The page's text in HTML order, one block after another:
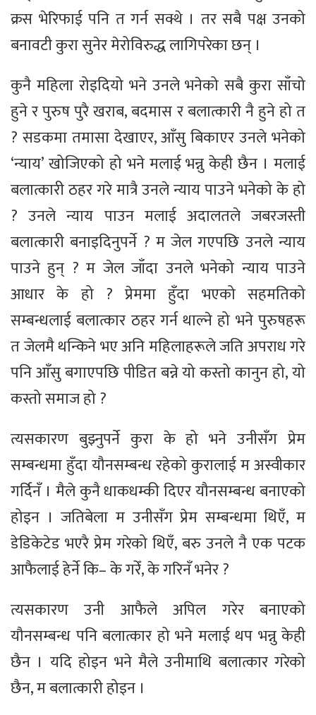
क्रस भेरिफाई पनि त गर्न सक्थे । तर सबै पक्ष उनको
बनावटी कुरा सुनेर मेरोविरुद्ध लागिपरेका छन् ।
कुनै महिला रोइदियो भने उनले भनेको सबै कुरा साँचो
हुने र पुरुष पुरै खराब, बदमास र बलात्कारी नै हुने हो त
? सडकमा तमासा देखाएर, आँसु बिकाएर उनले भनेको
‘न्याय’ खोजिएको हो भने मलाई भन्नु केही छैन । मलाई
बलात्कारी ठहर गरे मात्रै उनले न्याय पाउने भनेको के हो
? उनले न्याय पाउन मलाई अदालतले जबरजस्ती
बलात्कारी बनाइदिनुपर्ने ? म जेल गएपछि उनले न्याय
पाउने हुन् ? म जेल जाँदा उनले भनेको न्याय पाउने
आधार के हो ? प्रेममा हुँदा भएको सहमतिको
सम्बन्धलाई बलात्कार ठहर गर्न थाल्ने हो भने पुरुषहरू
त जेलमै थन्किने भए अनि महिलाहरूले जति अपराध गरे
पनि आँसु बगाएपछि पीडित बन्ने यो कस्तो कानुन हो, यो
कस्तो समाज हो ?
त्यसकारण बुझ्नुपर्ने कुरा के हो भने उनीसँग प्रेम
सम्बन्धमा हुँदा यौनसम्बन्ध रहेको कुरालाई म अस्वीकार
गर्दिनँ । मैले कुनै धाकधम्की दिएर यौनसम्बन्ध बनाएको
होइन । जतिबेला म उनीसँग प्रेम सम्बन्धमा थिएँ, म
डेडिकेटेड भएरै प्रेम गरेको थिएँ, बरु उनले नै एक पटक
आफैलाई हेर्ने कि– के गरेँ, के गरिनँ भनेर ?
त्यसकारण उनी आफैले अपिल गरेर बनाएको
यौनसम्बन्ध पनि बलात्कार हो भने मलाई थप भन्नु केही
छैन । यदि होइन भने मैले उनीमाथि बलात्कार गरेको
छैन, म बलात्कारी होइन ।